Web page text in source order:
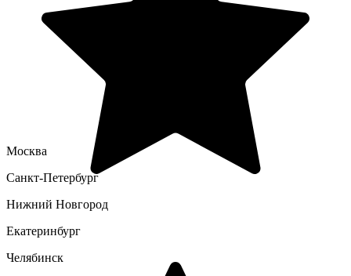
Москва
Санкт-Петербург
Нижний Новгород
Екатеринбург
Челябинск